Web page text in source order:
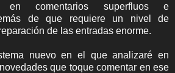
en comentarios superfluos e
de que requiere un nivel de
de las entradas enorme.
nuevo en el que analizaré en
que toque comentar en ese